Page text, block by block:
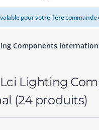
pour votre 1ère
Components
(24 produits)